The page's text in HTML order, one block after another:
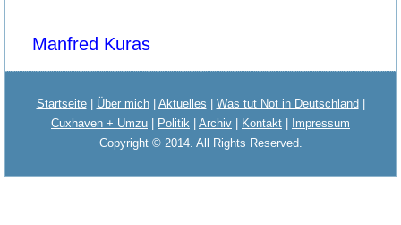
Manfred Kuras
Startseite| Über mich| Aktuelles Was tut Not in Deutschland
Cuxhaven + Umzu
Politik Archiv Kontakt
Impressum
Copyright © 2014. All Rights Reserved.